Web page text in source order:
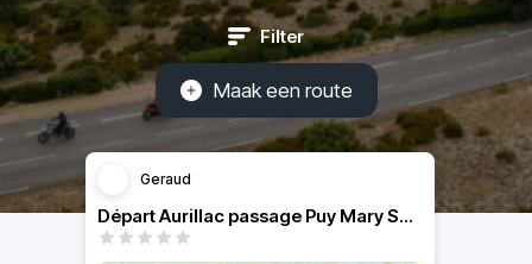
Filter
Maak een route
Geraud
Départ Aurillac passage Puy Mary Salers et retour à Aurillac